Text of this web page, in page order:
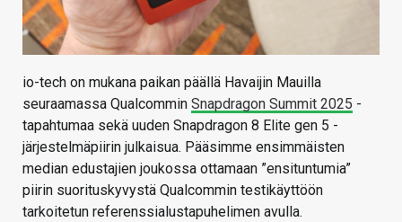
io-tech on mukana paikan päällä Havaijin Mauilla
seuraamassa Qualcommin Snapdragon Summit 2025 -
tapahtumaa sekä uuden Snapdragon 8 Elite gen 5 -
järjestelmäpiirin julkaisua. Pääsimme ensimmäisten
median edustajien joukossa ottamaan ”ensituntumia”
piirin suorituskyvystä Qualcommin testikäyttöön
tarkoitetun referenssialustapuhelimen avulla.